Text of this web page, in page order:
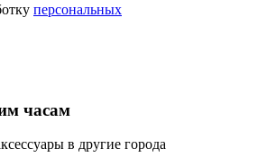
персональныx
часам
в другие города